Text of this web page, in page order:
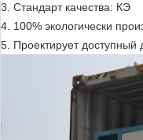
3. Стандарт качества: КЭ
4. 100% экологически
5. Проектирует